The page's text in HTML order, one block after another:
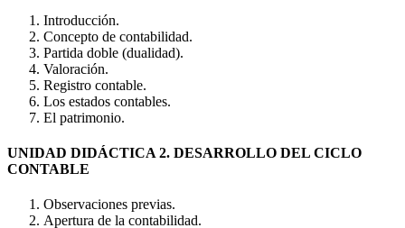
Introducción.
Concepto de contabilidad.
Partida doble (dualidad).
Valoración.
Registro contable.
Los estados contables.
El patrimonio.
UNIDAD DIDÁCTICA 2. DESARROLLO DEL CICLO
CONTABLE
Observaciones previas.
Apertura de la contabilidad.